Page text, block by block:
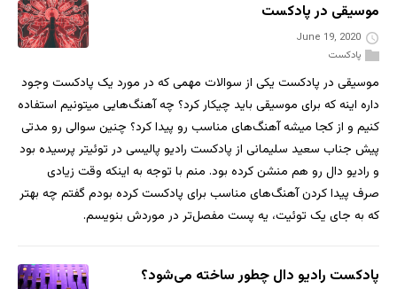
موسیقی در پادکست
June 19, 2020
پادکست
موسیقی در پادکست یکی از سوالات مهمی که در مورد یک پادکست وجود
داره اینه که برای موسیقی باید چیکار کرد؟ چه آهنگ‌هایی میتونیم استفاده
کنیم و از کجا میشه آهنگ‌های مناسب رو پیدا کرد؟ چنین سوالی رو مدتی
پیش جناب سعید سلیمانی از پادکست رادیو پالیسی در توئیتر پرسیده بود
و رادیو دال رو هم منشن کرده بود. منم با توجه به اینکه وقت زیادی
صرف پیدا کردن آهنگ‌های مناسب برای پادکست کرده بودم گفتم چه بهتر
که به جای یک توئیت، یه پست مفصل‌تر در موردش بنویسم.
پادکست رادیو دال چطور ساخته می‌شود؟